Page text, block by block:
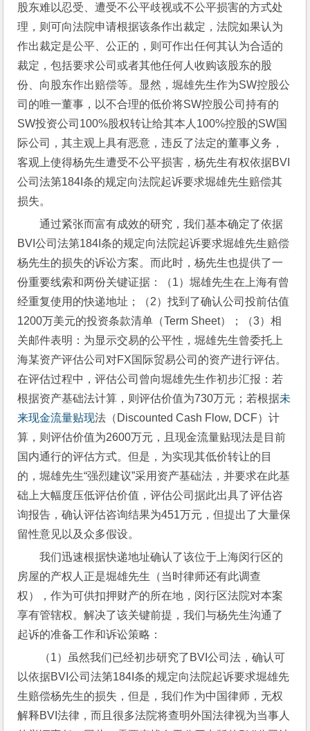
股东难以忍受、遭受不公平歧视或不公平损害的方式处
理，则可向法院申请根据该条作出裁定，法院如果认为
作出裁定是公平、公正的，则可作出任何其认为合适的
裁定，包括要求公司或者其他任何人收购该股东的股
份、向股东作出赔偿等。显然，堀雄先生作为SW控股公
司的唯一董事，以不合理的低价将SW控股公司持有的
SW投资公司100%股权转让给其本人100%控股的SW国
际公司，其主观上具有恶意，违反了法定的董事义务，
客观上使得杨先生遭受不公平损害，杨先生有权依据BVI
公司法第184I条的规定向法院起诉要求堀雄先生赔偿其
损失。
通过紧张而富有成效的研究，我们基本确定了依据
BVI公司法第184I条的规定向法院起诉要求堀雄先生赔偿
杨先生的损失的诉讼方案。而此时，杨先生也提供了一
份重要线索和两份关键证据：（1）堀雄先生在上海有曾
经重复使用的快递地址；（2）找到了确认公司投前估值
1200万美元的投资条款清单（Term Sheet）；（3）相
关邮件表明：为显示交易的公平性，堀雄先生曾委托上
海某资产评估公司对FX国际贸易公司的资产进行评估。
在评估过程中，评估公司曾向堀雄先生作初步汇报：若
根据资产基础法计算，则评估价值为730万元；若根据未
来现金流量贴现法（Discounted Cash Flow, DCF）计
算，则评估价值为2600万元，且现金流量贴现法是目前
国内通行的评估方式。但是，为实现其低价转让的目
的，堀雄先生“强烈建议”采用资产基础法，并要求在此基
础上大幅度压低评估价值，评估公司据此出具了评估咨
询报告，确认评估咨询结果为451万元，但提出了大量保
留性意见以及众多假设。
我们迅速根据快递地址确认了该位于上海闵行区的
房屋的产权人正是堀雄先生（当时律师还有此调查
权），作为可供扣押财产的所在地，闵行区法院对本案
享有管辖权。解决了该关键前提，我们与杨先生沟通了
起诉的准备工作和诉讼策略：
（1）虽然我们已经初步研究了BVI公司法，确认可
以依据BVI公司法第184I条的规定向法院起诉要求堀雄先
生赔偿杨先生的损失，但是，我们作为中国律师，无权
解释BVI法律，而且很多法院将查明外国法律视为当事人